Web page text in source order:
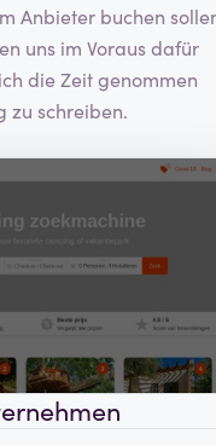
Anbieter buchen
uns im Voraus dafür
die Zeit genommen
zu schreiben.